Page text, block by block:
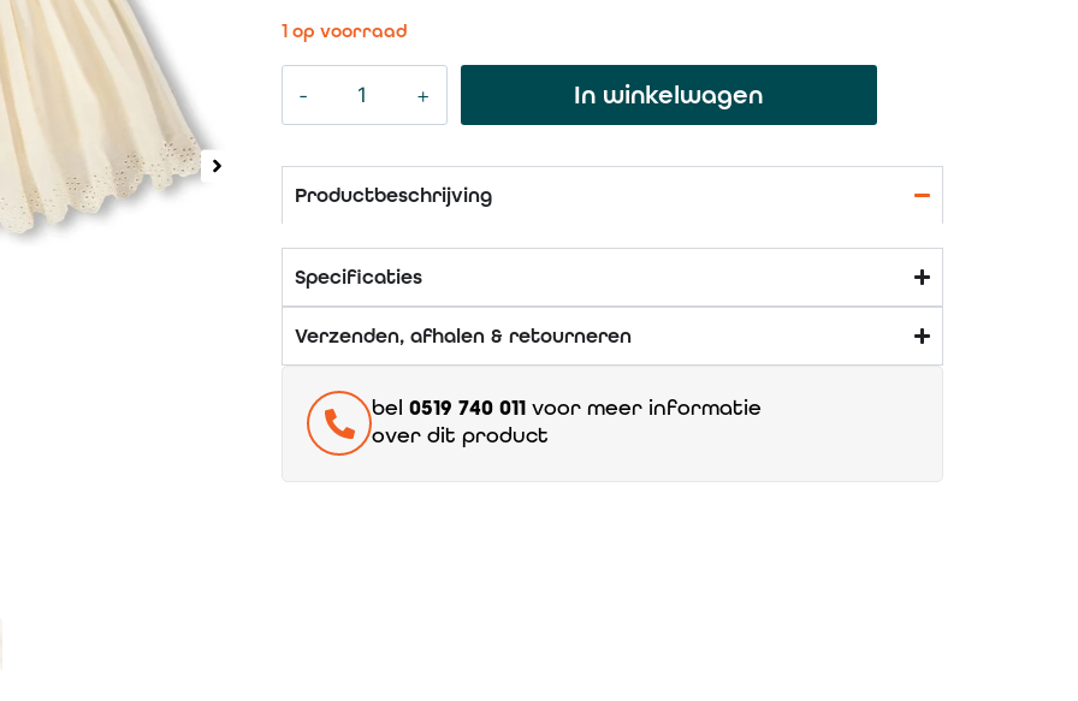
1 op voorraad
In winkelwagen
Productbeschrijving
Specificaties
Verzenden, afhalen & retourneren
bel 0519 740 011 voor meer informatie
over dit product